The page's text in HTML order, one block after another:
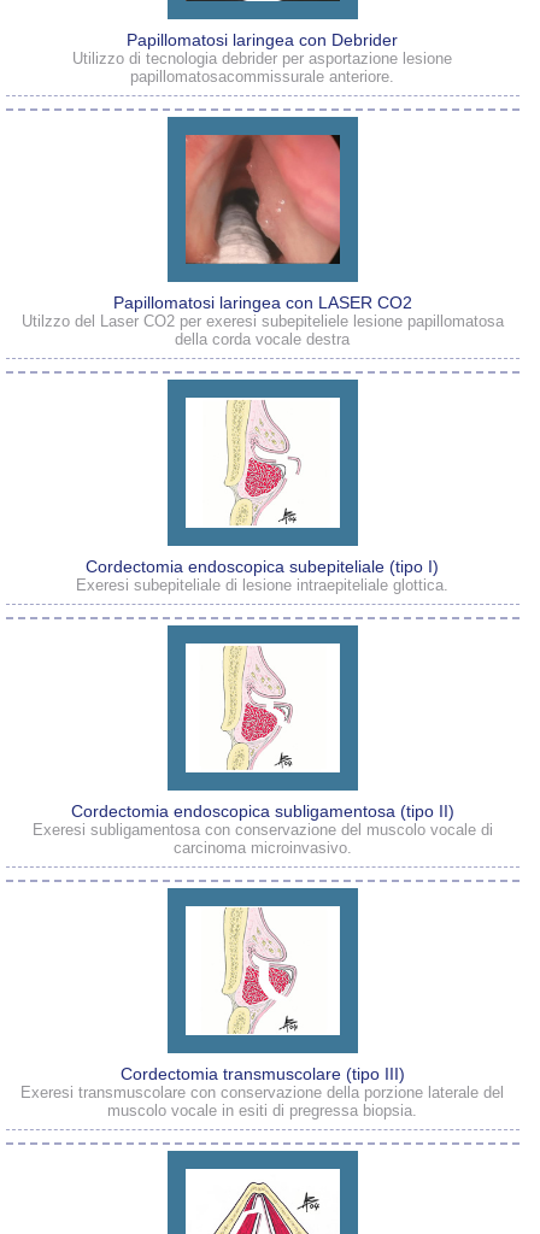
Papillomatosi laringea con Debrider
Utilizzo di tecnologia debrider per asportazione lesione
papillomatosacommissurale anteriore.
Papillomatosi laringea con LASER CO2
Utilzzo del Laser CO2 per exeresi subepiteliele lesione papillomatosa
della corda vocale destra
Cordectomia endoscopica subepiteliale (tipo I)
Exeresi subepiteliale di lesione intraepiteliale glottica.
Cordectomia endoscopica subligamentosa (tipo II)
Exeresi subligamentosa con conservazione del muscolo vocale di
carcinoma microinvasivo.
Cordectomia transmuscolare (tipo III)
Exeresi transmuscolare con conservazione della porzione laterale del
muscolo vocale in esiti di pregressa biopsia.